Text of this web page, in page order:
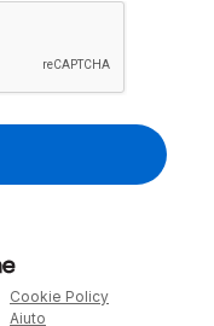
Cookie Policy
Aiuto